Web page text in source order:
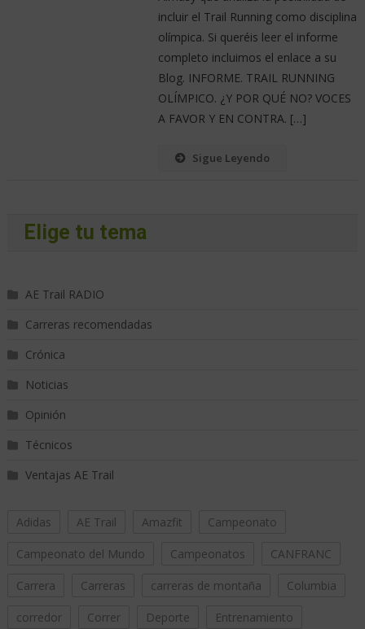
incluir el Trail Running como disciplina
olímpica. Si queréis leer el informe
completo incluimos el enlace a su
Blog. INFORME. TRAIL RUNNING
OLÍMPICO. ¿Y POR QUÉ NO? VOCES
A FAVOR Y EN CONTRA. […]
Sigue Leyendo
Elige tu tema
AE Trail RADIO
Carreras recomendadas
Crónica
Noticias
Opinión
Técnicos
Ventajas AE Trail
Adidas AE Trail Amazfit Campeonato
Campeonato del Mundo Campeonatos CANFRANC
Carrera Carreras carreras de montaña Columbia
corredor Correr Deporte Entrenamiento